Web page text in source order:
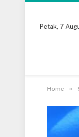
Petak, 7
Home »